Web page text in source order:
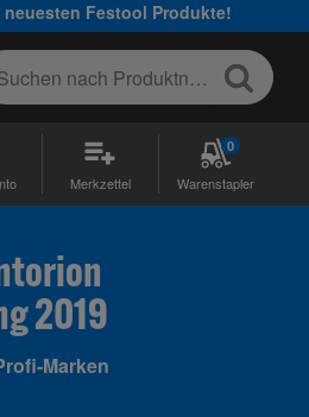
Festool Produkte!
Merkzettel
0
Warenstapler
2019
Marken